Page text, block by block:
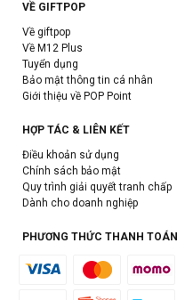
VỀ GIFTPOP
Về giftpop
Về M12 Plus
Tuyển dụng
Bảo mật thông tin cá nhân
Giới thiệu về POP Point
HỢP TÁC & LIÊN KẾT
Điều khoản sử dụng
Chính sách bảo mật
Quy trình giải quyết tranh chấp
Dành cho doanh nghiệp
PHƯƠNG THỨC THANH TOÁN